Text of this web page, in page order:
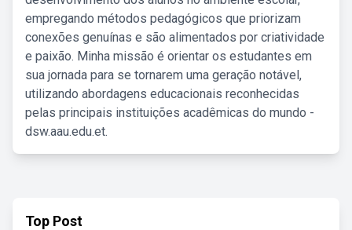
empregando métodos pedagógicos que priorizam
conexões genuínas e são alimentados por criatividade
e paixão. Minha missão é orientar os estudantes em
sua jornada para se tornarem uma geração notável,
utilizando abordagens educacionais reconhecidas
pelas principais instituições acadêmicas do mundo -
dsw.aau.edu.et.
Top Post